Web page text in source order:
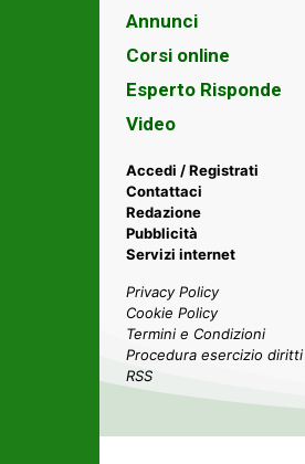
Annunci
Corsi online
Esperto Risponde
Video
Accedi / Registrati
Contattaci
Redazione
Pubblicità
Servizi internet
Privacy Policy
Cookie Policy
Termini e Condizioni
Procedura esercizio diritti
RSS